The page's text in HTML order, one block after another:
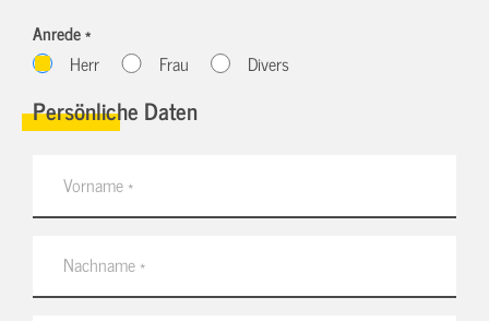
Anrede *
Herr
Frau Divers
Persönliche Daten